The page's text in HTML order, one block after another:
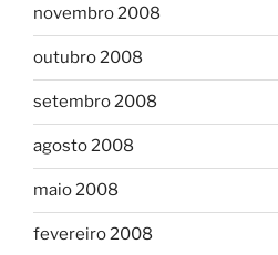
novembro 2008
outubro 2008
setembro 2008
agosto 2008
maio 2008
fevereiro 2008